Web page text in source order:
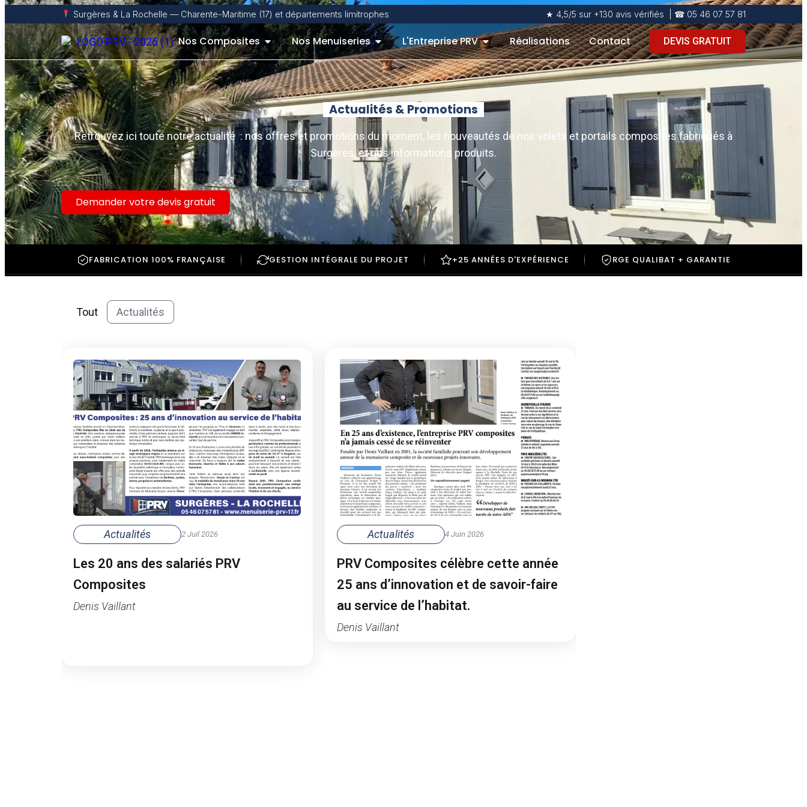
Surgères & La Rochelle — Charente-Maritime (17) et départements limitrophes ★ 4,5/5 sur +130 avis vérifiés | ☎ 05 46 07 57 81
Nos Composites Nos Menuiseries L'Entreprise PRV Réalisations Contact DEVIS GRATUIT
Actualités & Promotions
Retrouvez ici toute notre actualité : nos offres et promotions du moment, les nouveautés de nos volets et portails composites fabriqués à
Surgères, et nos informations produits.
Demander votre devis gratuit
FABRICATION 100% FRANÇAISE GESTION INTÉGRALE DU PROJET +25 ANNÉES D'EXPÉRIENCE RGE QUALIBAT + GARANTIE
Actualités
Tout
Actualités 2 Juil 2026
Les 20 ans des salariés PRV
Composites
Denis Vaillant
Actualités 4 Juin 2026
PRV Composites célèbre cette année
25 ans d’innovation et de savoir-faire
au service de l’habitat.
Denis Vaillant